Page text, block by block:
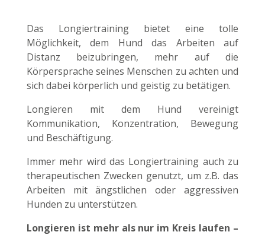
Das Longiertraining bietet eine tolle
Möglichkeit, dem Hund das Arbeiten auf
Distanz beizubringen, mehr auf die
Körpersprache seines Menschen zu achten und
sich dabei körperlich und geistig zu betätigen.
Longieren mit dem Hund vereinigt
Kommunikation, Konzentration, Bewegung
und Beschäftigung.
Immer mehr wird das Longiertraining auch zu
therapeutischen Zwecken genutzt, um z.B. das
Arbeiten mit ängstlichen oder aggressiven
Hunden zu unterstützen.
Longieren ist mehr als nur im Kreis laufen –